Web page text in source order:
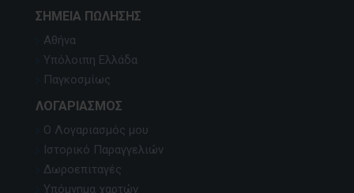
ΣΗΜΕΊΑ ΠΏΛΗΣΗΣ
Αθήνα
Υπόλοιπη Ελλάδα
Παγκοσμίως
ΛΟΓΑΡΙΑΣΜΌΣ
Ο Λογαριασμός μου
Ιστορικό Παραγγελιών
Δωροεπιταγές
Υπόμνημα χαρτών